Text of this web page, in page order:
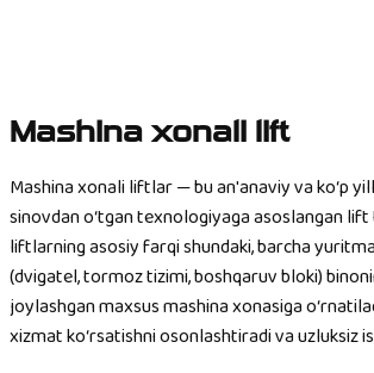
Mashina xonali lift
Mashina xonali liftlar — bu an'anaviy va ko‘p
sinovdan o‘tgan texnologiyaga asoslangan lift
liftlarning asosiy farqi shundaki, barcha
(dvigatel, tormoz tizimi, boshqaruv bloki)
joylashgan maxsus mashina xonasiga
xizmat ko‘rsatishni osonlashtiradi va uzluksiz